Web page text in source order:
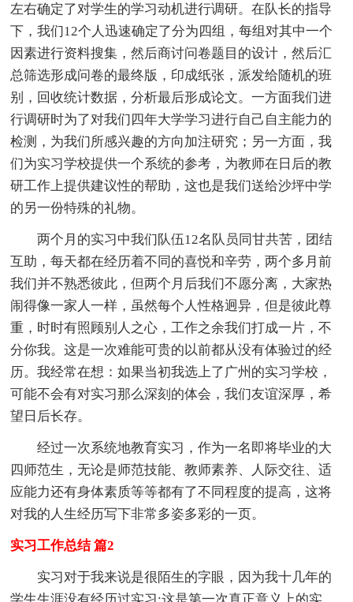
左右确定了对学生的学习动机进行调研。在队长的指导
下，我们12个人迅速确定了分为四组，每组对其中一个
因素进行资料搜集，然后商讨问卷题目的设计，然后汇
总筛选形成问卷的最终版，印成纸张，派发给随机的班
别，回收统计数据，分析最后形成论文。一方面我们进
行调研时为了对我们四年大学学习进行自己自主能力的
检测，为我们所感兴趣的方向加注研究；另一方面，我
们为实习学校提供一个系统的参考，为教师在日后的教
研工作上提供建议性的帮助，这也是我们送给沙坪中学
的另一份特殊的礼物。
两个月的实习中我们队伍12名队员同甘共苦，团结
互助，每天都在经历着不同的喜悦和辛劳，两个多月前
我们并不熟悉彼此，但两个月后我们不愿分离，大家热
闹得像一家人一样，虽然每个人性格迥异，但是彼此尊
重，时时有照顾别人之心，工作之余我们打成一片，不
分你我。这是一次难能可贵的以前都从没有体验过的经
历。我经常在想：如果当初我选上了广州的实习学校，
可能不会有对实习那么深刻的体会，我们友谊深厚，希
望日后长存。
经过一次系统地教育实习，作为一名即将毕业的大
四师范生，无论是师范技能、教师素养、人际交往、适
应能力还有身体素质等等都有了不同程度的提高，这将
对我的人生经历写下非常多姿多彩的一页。
实习工作总结 篇2
实习对于我来说是很陌生的字眼，因为我十几年的